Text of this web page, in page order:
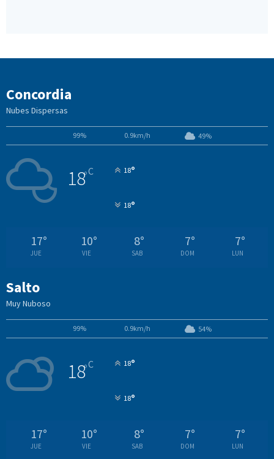
Concordia
Nubes Dispersas
99% 0.9km/h 49%
18°C 18°
18°
17°
JUE
10°
VIE
8°
SAB
7°
DOM
7°
LUN
Salto
Muy Nuboso
99% 0.9km/h 54%
18°C 18°
18°
17°
JUE
10°
VIE
8°
SAB
7°
DOM
7°
LUN